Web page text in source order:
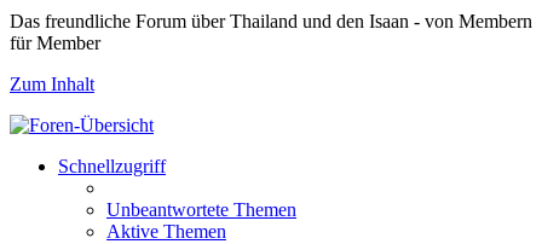
Das freundliche Forum über Thailand und den Isaan - von Membern
für Member
Zum Inhalt
Schnellzugriff
Unbeantwortete Themen
Aktive Themen